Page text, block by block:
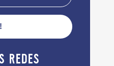
redes